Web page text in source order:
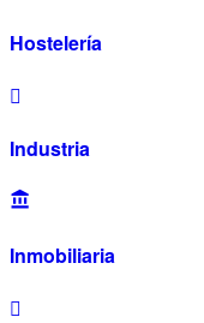
Hostelería
Industria
Inmobiliaria